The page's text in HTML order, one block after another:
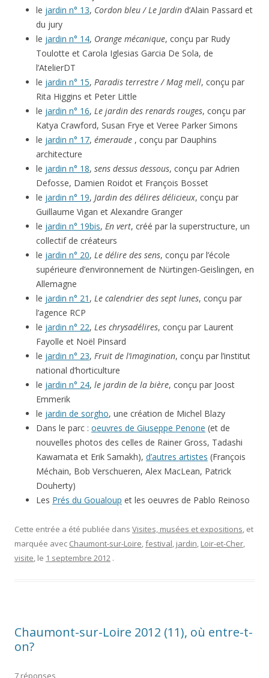
le jardin n° 13, Cordon bleu / Le Jardin d’Alain Passard et
du jury
le jardin n° 14, Orange mécanique, conçu par Rudy
Toulotte et Carola Iglesias Garcia De Sola, de
l’AtelierDT
le jardin n° 15, Paradis terrestre / Mag mell, conçu par
Rita Higgins et Peter Little
le jardin n° 16, Le jardin des renards rouges, conçu par
Katya Crawford, Susan Frye et Veree Parker Simons
le jardin n° 17, émeraude , conçu par Dauphins
architecture
le jardin n° 18, sens dessus dessous, conçu par Adrien
Defosse, Damien Roidot et François Bosset
le jardin n° 19, Jardin des délires délicieux, conçu par
Guillaume Vigan et Alexandre Granger
le jardin n° 19bis, En vert, créé par la superstructure, un
collectif de créateurs
le jardin n° 20, Le délire des sens, conçu par l’école
supérieure d’environnement de Nürtingen-Geislingen, en
Allemagne
le jardin n° 21 , Le calendrier des sept lunes, conçu par
l’agence RCP
le jardin n° 22, Les chrysadélires, conçu par Laurent
Fayolle et Noël Pinsard
le jardin n° 23, Fruit de l’imagination, conçu par l’institut
national d’horticulture
le jardin n° 24, le jardin de la bière, conçu par Joost
Emmerik
le jardin de sorgho, une création de Michel Blazy
Dans le parc : oeuvres de Giuseppe Penone (et de
nouvelles photos des celles de Rainer Gross, Tadashi
Kawamata et Erik Samakh), d’autres artistes (François
Méchain, Bob Verschueren, Alex MacLean, Patrick
Douherty)
Les Prés du Goualoup et les oeuvres de Pablo Reinoso
Cette entrée a été publiée dans Visites, musées et expositions, et
marquée avec Chaumont-sur-Loire,festival, jardin, Loir-et-Cher,
visite, le 1 septembre 2012 .
Chaumont-sur-Loire 2012 (11), où entre-t-
on?
7 réponses